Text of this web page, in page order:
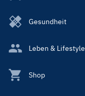
Gesundheit
Leben & Lifestyle
Shop